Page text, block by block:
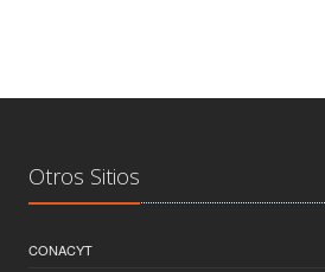
Otros Sitios
CONACYT